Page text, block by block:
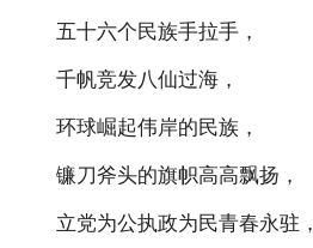
五十六个民族手拉手，
千帆竞发八仙过海，
环球崛起伟岸的民族，
镰刀斧头的旗帜高高飘扬，
立党为公执政为民青春永驻，